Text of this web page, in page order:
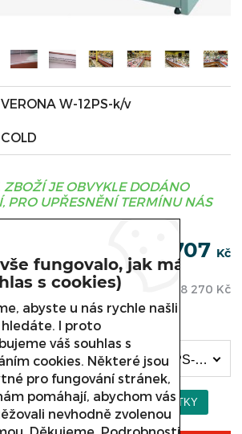
VERONA W-12PS-k/v
COLD
ZBOŽÍ JE OBVYKLE DODÁNO
PRO UPŘESNĚNÍ TERMÍNU NÁS
94 707 Kč
78 270 Kč
Obslužná chladicí vitrína COLD VERONA, W-12PS-k /v délka 1320 mm (94 707 Kč)
fungovalo, jak má
s cookies)
abyste u nás rychle našli
I proto
váš souhlas s
cookies. Některé jsou
pro fungování stránek,
pomáhají, abychom vás
nevhodně zvolenou